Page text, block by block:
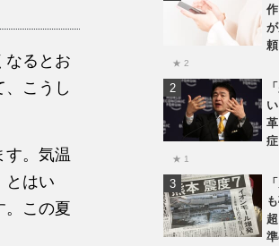
なるとお
こうし
す。気温
とはい
。この夏
★ 2
★ 1